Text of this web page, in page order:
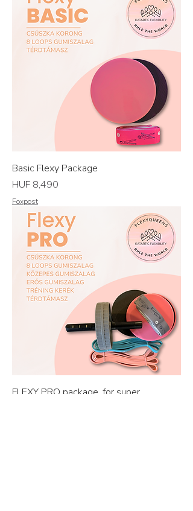
Basic Flexy Package
Price
HUF 8,490
Foxpost
FLEXY PRO package, for super